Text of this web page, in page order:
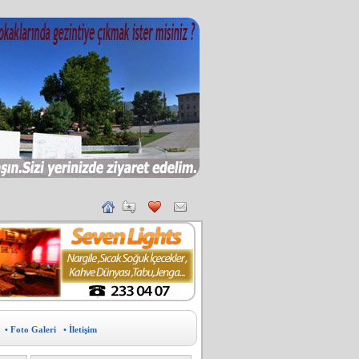
• Foto Galeri • İletişim